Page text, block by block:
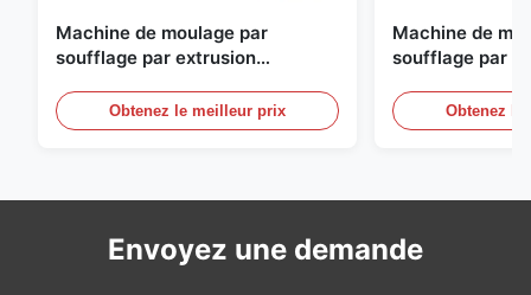
Machine de moulage par
soufflage par extrusion
Obtenez le meilleur prix
Machine de
soufflage par
moulage par
automatique
Obtenez
Envoyez une demande